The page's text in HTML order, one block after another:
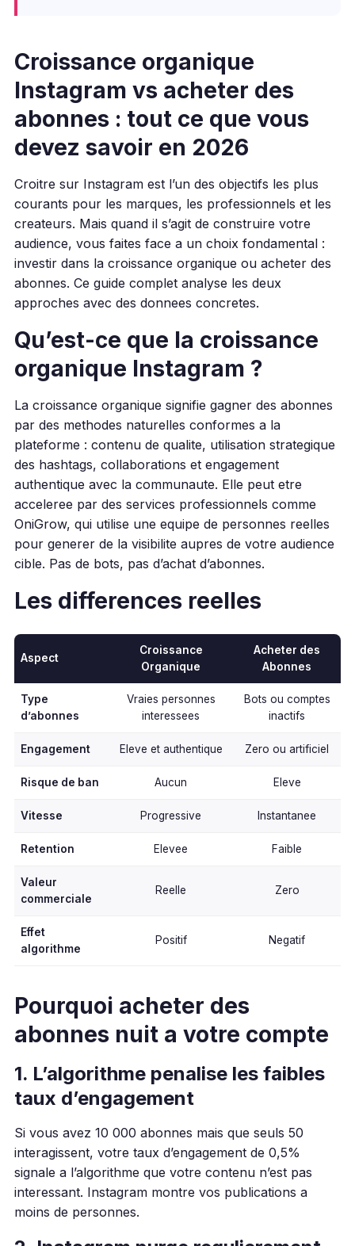
Croissance organique
Instagram vs acheter des
abonnes : tout ce que vous
devez savoir en 2026
Croitre sur Instagram est l’un des objectifs les plus
courants pour les marques, les professionnels et les
createurs. Mais quand il s’agit de construire votre
audience, vous faites face a un choix fondamental :
investir dans la croissance organique ou acheter des
abonnes. Ce guide complet analyse les deux
approches avec des donnees concretes.
Qu’est-ce que la croissance
organique Instagram ?
La croissance organique signifie gagner des abonnes
par des methodes naturelles conformes a la
plateforme : contenu de qualite, utilisation strategique
des hashtags, collaborations et engagement
authentique avec la communaute. Elle peut etre
acceleree par des services professionnels comme
OniGrow, qui utilise une equipe de personnes reelles
pour generer de la visibilite aupres de votre audience
cible. Pas de bots, pas d’achat d’abonnes.
Les differences reelles
Aspect
Croissance
Organique
Acheter des
Abonnes
Type
d’abonnes
Vraies personnes
interessees
Bots ou comptes
inactifs
Engagement Eleve et authentique Zero ou artificiel
Risque de ban Aucun Eleve
Vitesse Progressive Instantanee
Retention Elevee Faible
Valeur
commerciale
Reelle Zero
Effet
algorithme
Positif Negatif
Pourquoi acheter des
abonnes nuit a votre compte
1. L’algorithme penalise les faibles
taux d’engagement
Si vous avez 10 000 abonnes mais que seuls 50
interagissent, votre taux d’engagement de 0,5%
signale a l’algorithme que votre contenu n’est pas
interessant. Instagram montre vos publications a
moins de personnes.